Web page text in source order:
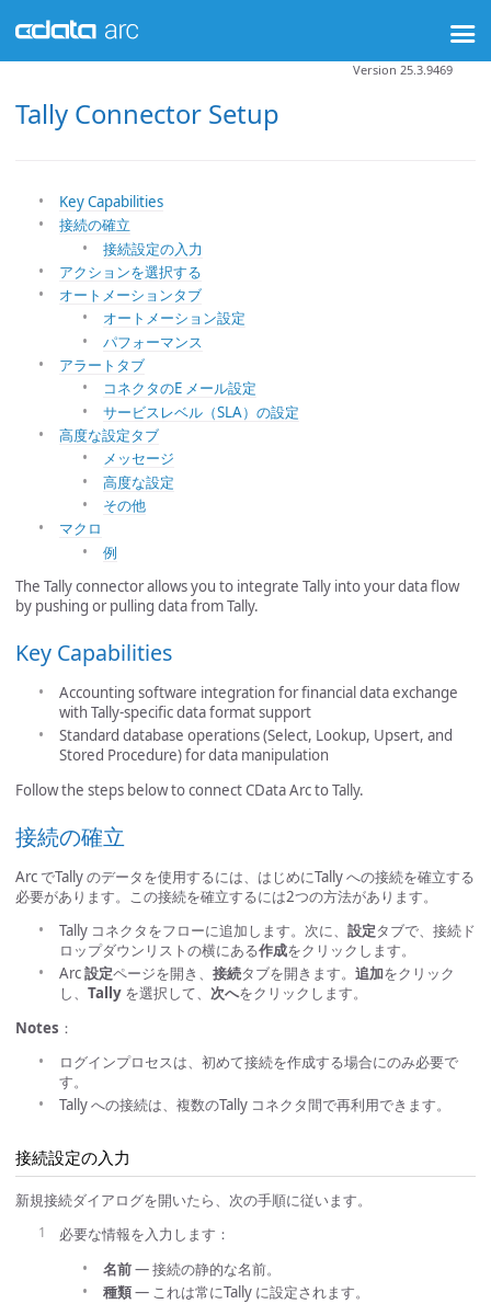
Tally Connector Setup
Version 25.3.9469
Key Capabilities
接続の確立
接続設定の入力
アクションを選択する
オートメーションタブ
オートメーション設定
パフォーマンス
アラートタブ
コネクタのE メール設定
サービスレベル（SLA）の設定
高度な設定タブ
メッセージ
高度な設定
その他
マクロ
例
The Tally connector allows you to integrate Tally into your data flow
by pushing or pulling data from Tally.
Key Capabilities
Accounting software integration for financial data exchange
with Tally-specific data format support
Standard database operations (Select, Lookup, Upsert, and
Stored Procedure) for data manipulation
Follow the steps below to connect CData Arc to Tally.
接続の確立
Arc でTally のデータを使用するには、はじめにTally への接続を確立する
必要があります。この接続を確立するには2つの方法があります。
Tally コネクタをフローに追加します。次に、 設定タブで、接続ド
ロップダウンリストの横にある作成をクリックします。
Arc設定ページを開き、 接続タブを開きます。 追加をクリック
し、 Tally を選択して、 次へをクリックします。
Notes ：
ログインプロセスは、初めて接続を作成する場合にのみ必要で
す。
Tally への接続は、複数のTally コネクタ間で再利用できます。
接続設定の入力
新規接続ダイアログを開いたら、次の手順に従います。
必要な情報を入力します：
名前— 接続の静的な名前。
種類— これは常にTally に設定されます。